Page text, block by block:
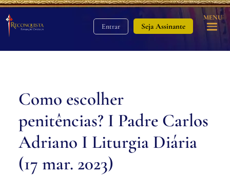
Entrar Seja Assinante
MENU
Como escolher
penitências? I Padre Carlos
Adriano I Liturgia Diária
(17 mar. 2023)